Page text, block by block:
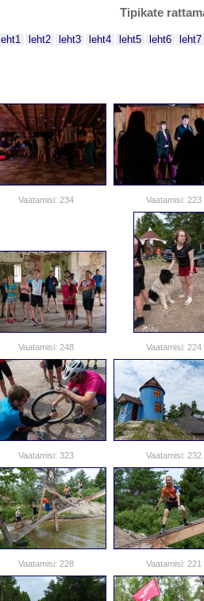
Tipikate
leht1 leht2 leht3 leht4 leht5 leht6 leht7
Vaatamisi: 234 Vaatamisi: 223
Vaatamisi: 248 Vaatamisi: 224
Vaatamisi: 323 Vaatamisi: 232
Vaatamisi: 228 Vaatamisi: 221